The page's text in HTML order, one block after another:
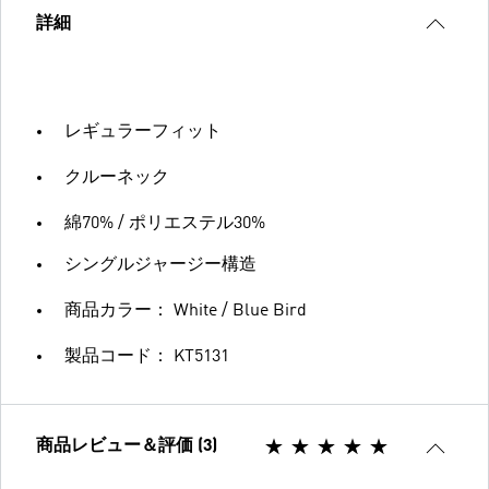
詳細
レギュラーフィット
クルーネック
綿70% / ポリエステル30%
シングルジャージー構造
商品カラー： White / Blue Bird
製品コード： KT5131
商品レビュー＆評価 (3)